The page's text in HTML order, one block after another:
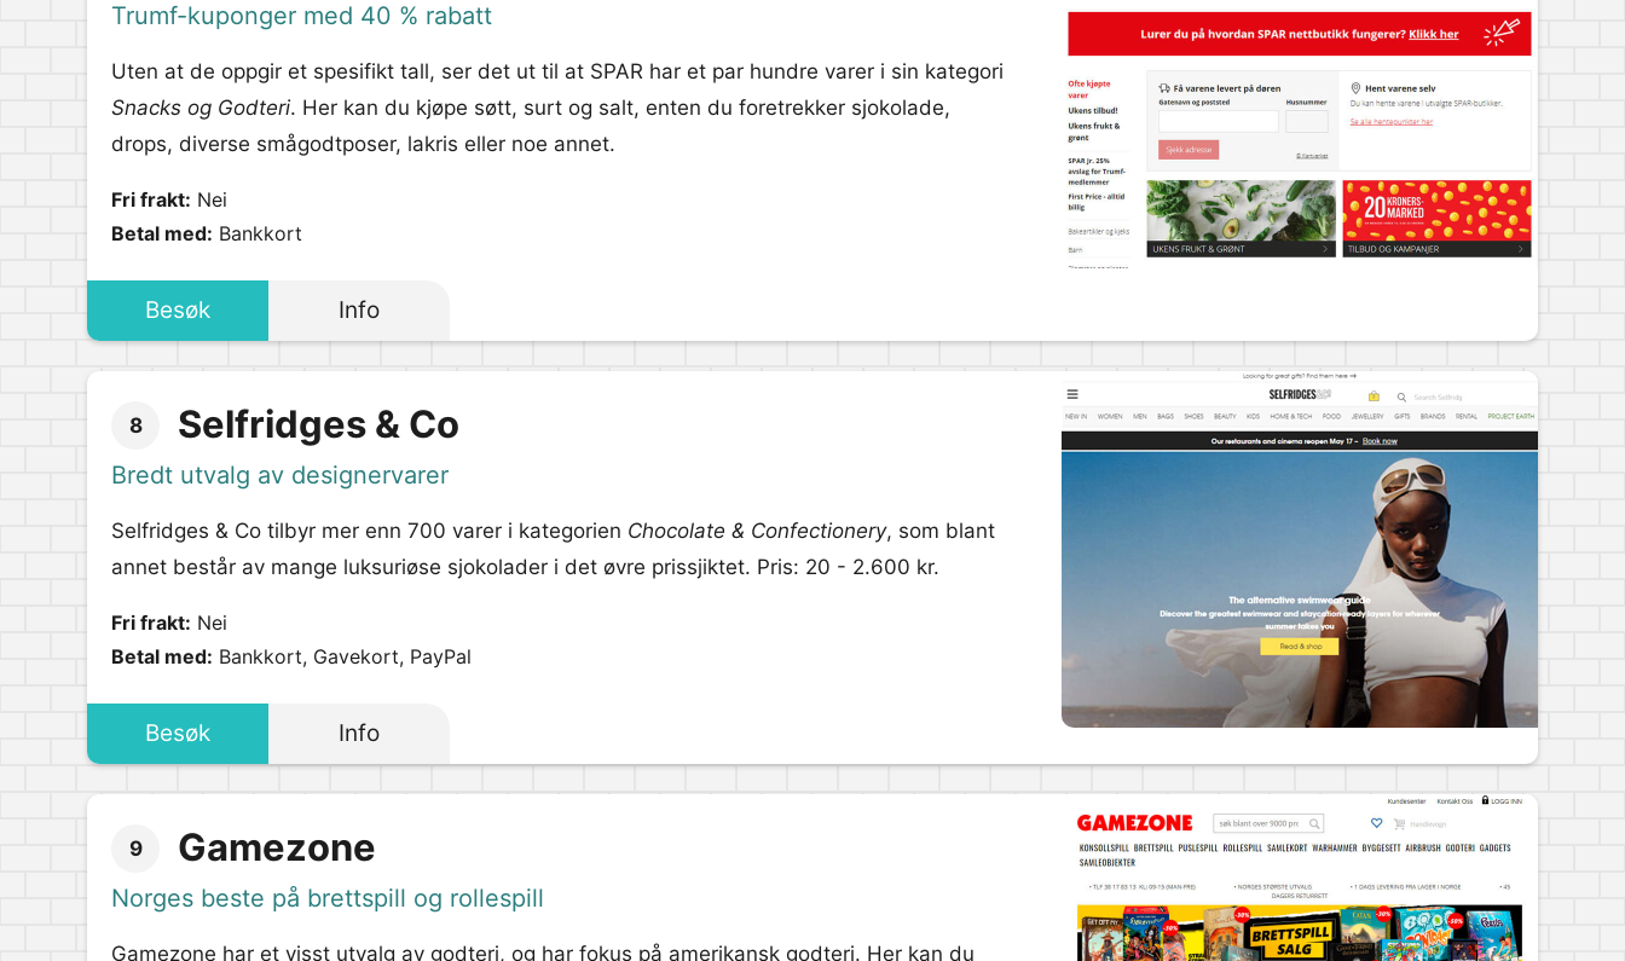
Trumf-kuponger med 40 % rabatt
Uten at de oppgir et spesifikt tall, ser det ut til at SPAR har et par hundre varer i sin kategori
Snacks og Godteri. Her kan du kjøpe søtt, surt og salt, enten du foretrekker sjokolade,
drops, diverse smågodtposer, lakris eller noe annet.
Fri frakt: Nei
Betal med: Bankkort
Besøk Info
8 Selfridges & Co
Bredt utvalg av designervarer
Selfridges & Co tilbyr mer enn 700 varer i kategorien Chocolate & Confectionery, som blant
annet består av mange luksuriøse sjokolader i det øvre prissjiktet. Pris: 20 - 2.600 kr.
Fri frakt: Nei
Betal med: Bankkort, Gavekort, PayPal
Besøk Info
9 Gamezone
Norges beste på brettspill og rollespill
Gamezone har et visst utvalg av godteri, og har fokus på amerikansk godteri. Her kan du